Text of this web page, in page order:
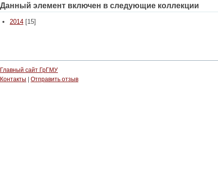
Данный элемент включен в следующие коллекции
2014 [15]
Главный сайт ГрГМУ
Контакты
Отправить отзыв